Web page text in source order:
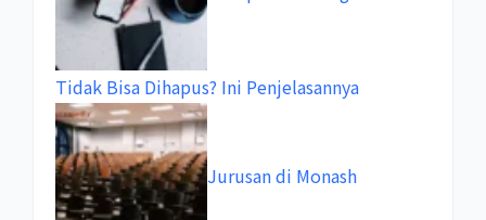
Tidak Bisa Dihapus? Ini Penjelasannya
Jurusan di Monash